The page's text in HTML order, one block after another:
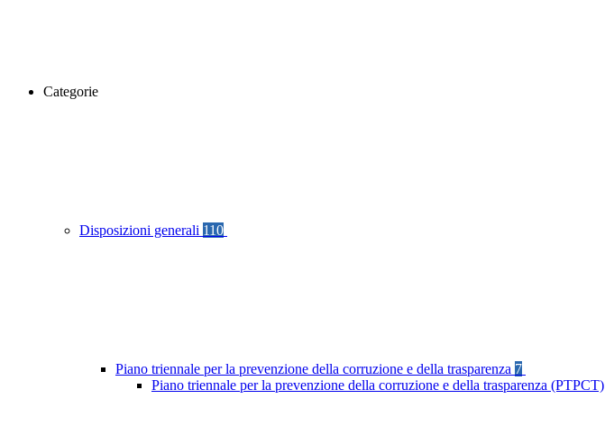
Categorie
Disposizioni generali 110
Piano triennale per la prevenzione della corruzione e della trasparenza 7
Piano triennale per la prevenzione della corruzione e della trasparenza (PTPCT)